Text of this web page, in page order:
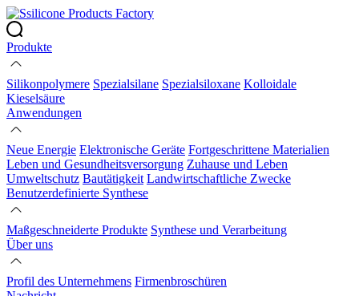
Produkte
Silikonpolymere Spezialsilane Spezialsiloxane Kolloidale
Kieselsäure
Anwendungen
Neue Energie Elektronische Geräte Fortgeschrittene Materialien
Leben und Gesundheitsversorgung Zuhause und Leben
Umweltschutz Bautätigkeit Landwirtschaftliche Zwecke
Benutzerdefinierte Synthese
Maßgeschneiderte Produkte Synthese und Verarbeitung
Über uns
Profil des Unternehmens Firmenbroschüren